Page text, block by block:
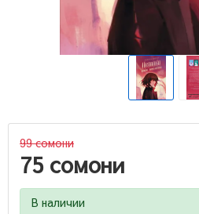
99 сомони
75 сомони
В наличии